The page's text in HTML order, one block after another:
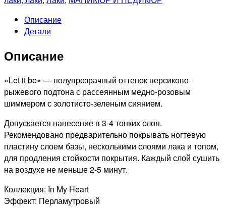
ногтей
Color
Polish
it
be,
9мл
Описание
Детали
Описание
«Let it be» — полупрозрачный оттенок персиково-
рыжевого подтона с рассеянным медно-розовым
шиммером с золотисто-зеленым сиянием.
Допускается нанесение в 3-4 тонких слоя.
Рекомендовано предварительно покрывать ногтевую
пластину слоем базы, несколькими слоями лака и топом,
для продления стойкости покрытия. Каждый слой сушить
на воздухе не меньше 2-5 минут.
Коллекция: In My Heart
Эффект: Перламутровый